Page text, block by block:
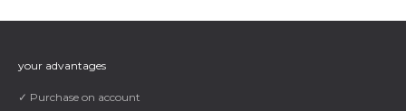
your advantages
✓ Purchase on account